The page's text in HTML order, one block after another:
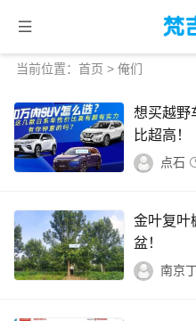
当前位置： 首页 > 俺们
想买越野
比超高！
点石
金叶复叶
盆！
南京